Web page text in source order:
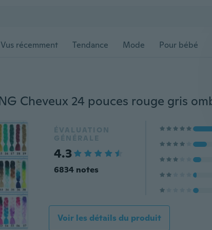
Vus récemment Tendance Mode Pour bébé
ÉVALUATION
GÉNÉRALE
4.3
6834 notes
Voir les détails du produit